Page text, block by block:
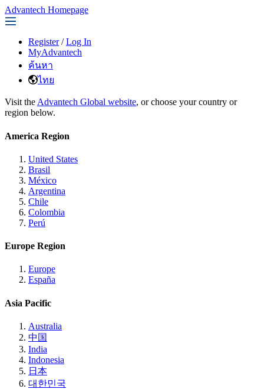
Advantech Homepage
Register / Log In
MyAdvantech
ค้นหา
ไทย
Visit the Advantech Global website, or choose your country or
region below.
America Region
United States
Brasil
México
Argentina
Chile
Colombia
Perú
Europe Region
Europe
España
Asia Pacific
Australia
中国
India
Indonesia
日本
대한민국